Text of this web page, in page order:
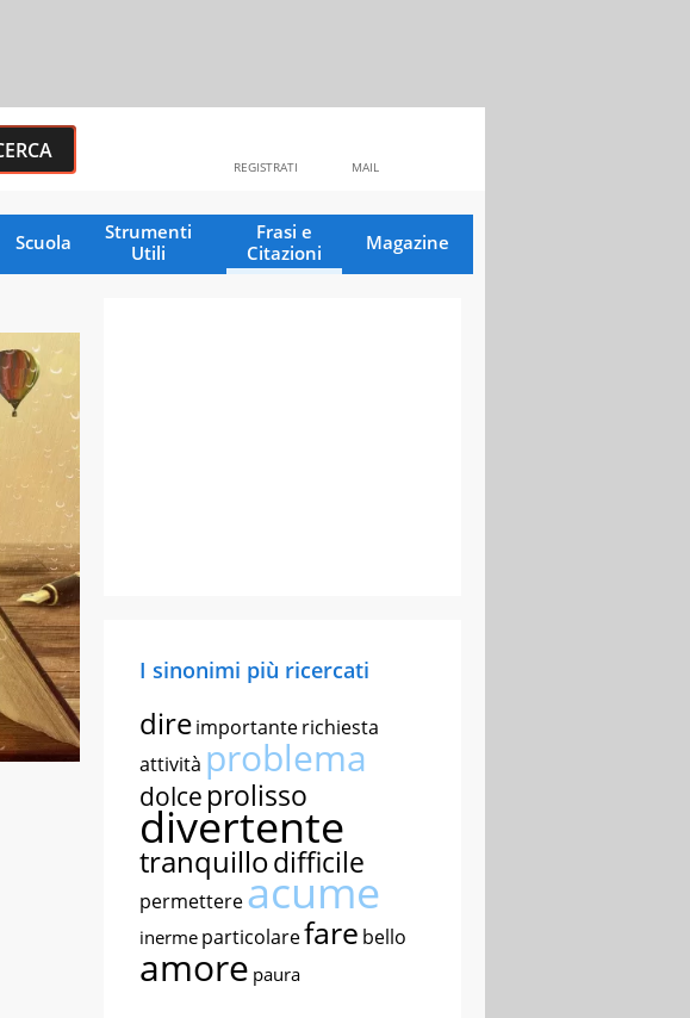
MAIL
REGISTRATI
Scuola
Strumenti
Utili
Frasi e
Citazioni
Magazine
I sinonimi più ricercati
direimportanterichiesta
attività problema
dolce prolisso
divertente
tranquillodifficile
permettereacume
inerme particolarefare bello
amore paura